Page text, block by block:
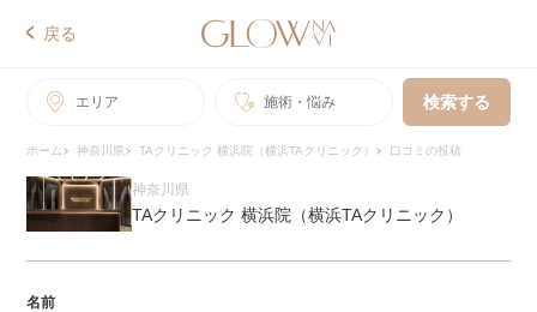
戻る
エリア 施術・悩み 検索する
ホーム 神奈川県 TAクリニック 横浜院（横浜TAクリニック） 口コミの投稿
神奈川県
TAクリニック 横浜院（横浜TAクリニック）
名前